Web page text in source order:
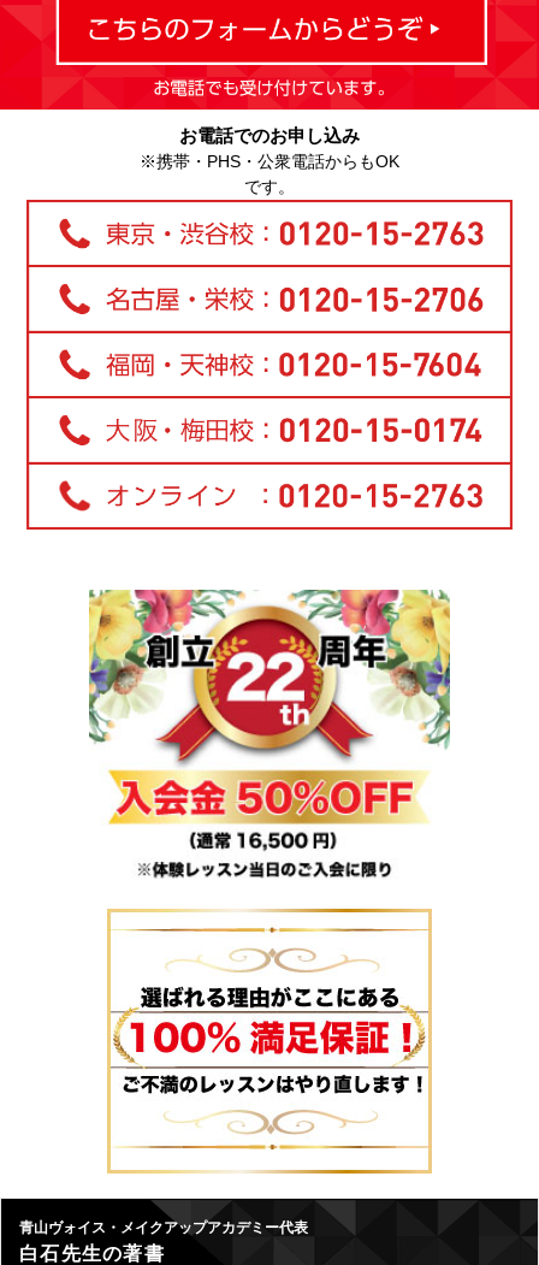
お電話でのお申し込み
※携帯・PHS・公衆電話からもOK
です。
青山ヴォイス・メイクアップアカデミー代表
白石先生の著書